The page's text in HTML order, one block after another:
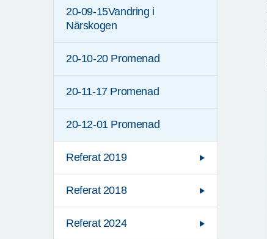
20-09-15Vandring i
Närskogen
20-10-20 Promenad
20-11-17 Promenad
20-12-01 Promenad
Referat 2019
Referat 2018
Referat 2024